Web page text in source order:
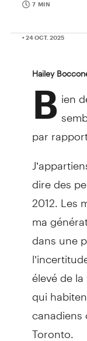
7 MIN
• 24 OCT. 2025
Hailey
B ien
par
dire des
2012. Les
ma
dans une
élevé de
qui
Toronto.